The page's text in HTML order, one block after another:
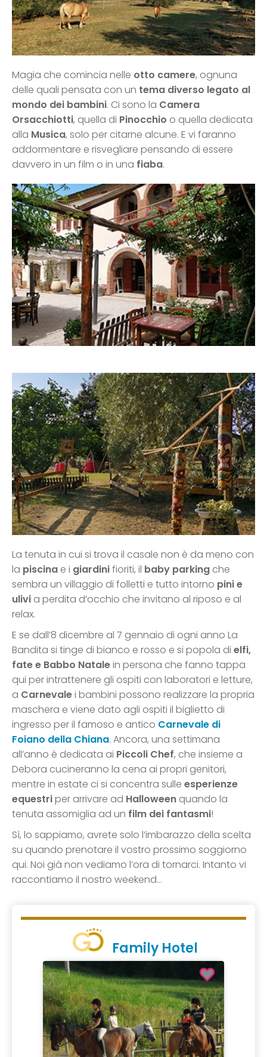
Magia che comincia nelle otto camere, ognuna
delle quali pensata con un tema diverso legato al
mondo dei bambini. Ci sono la Camera
Orsacchiotti, quella di Pinocchio o quella dedicata
alla Musica, solo per citarne alcune. E vi faranno
addormentare e risvegliare pensando di essere
davvero in un film o in una fiaba.
La tenuta in cui si trova il casale non è da meno con
la piscina e i giardinifioriti, il baby parking che
sembra un villaggio di folletti e tutto intorno pini e
ulivi a perdita d’occhio che invitano al riposo e al
relax.
E se dall’8 dicembre al 7 gennaio di ogni anno La
Bandita si tinge di bianco e rosso e si popola di elfi,
fate e Babbo Natalein persona che fanno tappa
qui per intrattenere gli ospiti con laboratori e letture,
a Carnevalei bambini possono realizzare la propria
maschera e viene dato agli ospiti il biglietto di
ingresso per il famoso e antico Carnevale di
Foiano della Chiana. Ancora, una settimana
all’anno è dedicata ai Piccoli Chef, che insieme a
Debora cucineranno la cena ai propri genitori,
mentre in estate ci si concentra sulle esperienze
equestriper arrivare ad Halloween quando la
tenuta assomiglia ad un film dei fantasmi!
Sì, lo sappiamo, avrete solo l’imbarazzo della scelta
su quando prenotare il vostro prossimo soggiorno
qui. Noi già non vediamo l’ora di tornarci. Intanto vi
raccontiamo il nostro weekend…
Family Hotel